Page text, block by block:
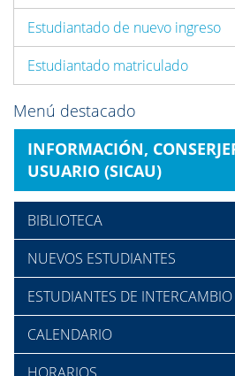
Estudiantado de nuevo ingreso
Estudiantado matriculado
Menú destacado
INFORMACIÓN,
USUARIO (SICAU)
BIBLIOTECA
NUEVOS ESTUDIANTES
ESTUDIANTES DE INTERCAMBIO
CALENDARIO